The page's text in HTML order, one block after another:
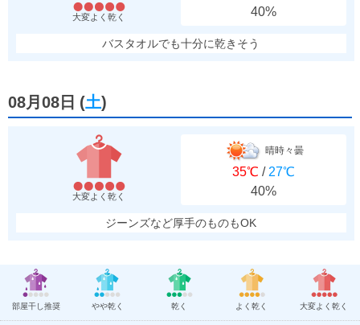
大変よく乾く
40%
バスタオルでも十分に乾きそう
08月08日 (土)
大変よく乾く
晴時々曇
35℃ / 27℃
40%
ジーンズなど厚手のものもOK
部屋干し推奨 やや乾く 乾く よく乾く 大変よく乾く